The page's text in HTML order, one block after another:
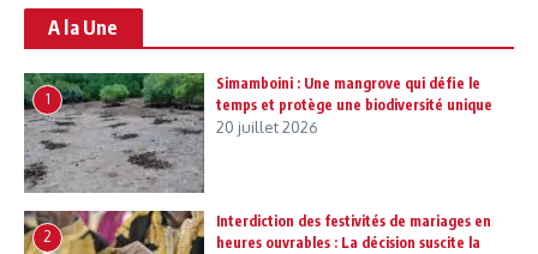
A la Une
1
Simamboini : Une mangrove qui défie le
temps et protège une biodiversité unique
20 juillet 2026
2
Interdiction des festivités de mariages en
heures ouvrables : La décision suscite la